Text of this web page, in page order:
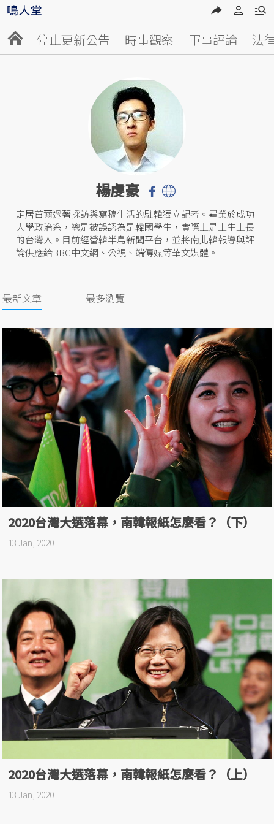
停止更新公告 時事觀察 軍事評論 法
楊虔豪
定居首爾過著採訪與寫稿生活的駐韓獨立記者。畢業於成功
大學政治系，總是被誤認為是韓國學生，實際上是土生土長
的台灣人。目前經營韓半島新聞平台，並將南北韓報導與評
論供應給BBC中文網、公視、端傳媒等華文媒體。
最新文章 最多瀏覽
2020台灣大選落幕，南韓報紙怎麼看？（下）
13 Jan, 2020
2020台灣大選落幕，南韓報紙怎麼看？（上）
13 Jan, 2020